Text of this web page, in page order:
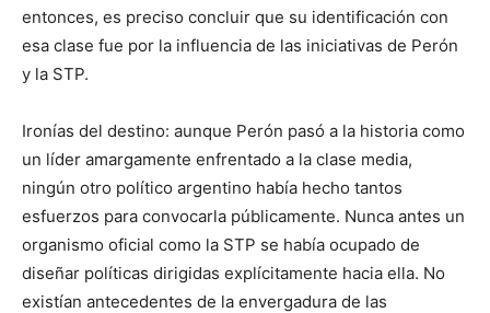
entonces, es preciso concluir que su identificación con
esa clase fue por la influencia de las iniciativas de Perón
y la STP.
Ironías del destino: aunque Perón pasó a la historia como
un líder amargamente enfrentado a la clase media,
ningún otro político argentino había hecho tantos
esfuerzos para convocarla públicamente. Nunca antes un
organismo oficial como la STP se había ocupado de
diseñar políticas dirigidas explícitamente hacia ella. No
existían antecedentes de la envergadura de las